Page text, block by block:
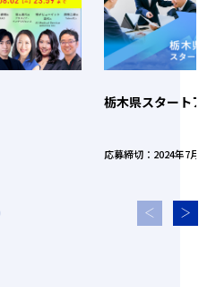
栃木県スタートア
応募締切：2024年7月19